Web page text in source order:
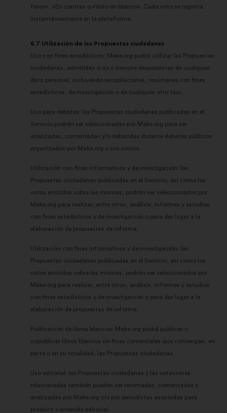
favor», «En contra» o «Voto en blanco». Cada voto se registra
instantáneamente en la plataforma.
6.7 Utilización de las Propuestas ciudadanas
Uso con fines estadísticos: Make.org podrá utilizar las Propuestas
ciudadanas, admitidas o no y siempre desprovistas de cualquier
dato personal, incluyendo recopilaciones, resúmenes con fines
estadísticos, de investigación o de cualquier otro tipo.
Uso para debates: las Propuestas ciudadanas publicadas en el
Servicio podrán ser seleccionadas por Make.org para ser
analizadas, comentadas y/o debatidas durante debates públicos
organizados por Make.org o sus socios.
Utilización con fines informativos y de investigación: las
Propuestas ciudadanas publicadas en el Servicio, así como los
votos emitidos sobre las mismas, podrán ser seleccionados por
Make.org para realizar, entre otros, análisis, informes y estudios
con fines estadísticos y de investigación o para dar lugar a la
elaboración de propuestas de reforma.
Utilización con fines informativos y de investigación: las
Propuestas ciudadanas publicadas en el Servicio, así como los
votos emitidos sobre las mismas, podrán ser seleccionados por
Make.org para realizar, entre otros, análisis, informes y estudios
con fines estadísticos y de investigación o para dar lugar a la
elaboración de propuestas de reforma.
Publicación de libros blancos: Make.org podrá publicar o
copublicar libros blancos sin fines comerciales que contengan, en
parte o en su totalidad, las Propuestas ciudadanas.
Uso editorial: las Propuestas ciudadanas y las votaciones
relacionadas también pueden ser retomadas, comentadas y
analizadas por Make.org y/o por periodistas asociados para
producir contenido editorial.